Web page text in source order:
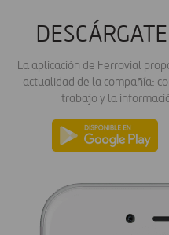
La aplicación de Ferrovial
actualidad de la compañía:
trabajo y la